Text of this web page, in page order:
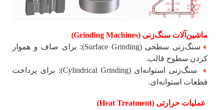
ماشین‌آلات سنگ‌زنی (Grinding Machines)
سنگ‌زنی سطحی (Surface Grinding): برای صاف و هموار
کردن سطوح قالب.
سنگ‌زنی استوانه‌ای (Cylindrical Grinding): برای پرداخت
قطعات استوانه‌ای.
عملیات حرارتی (Heat Treatment)